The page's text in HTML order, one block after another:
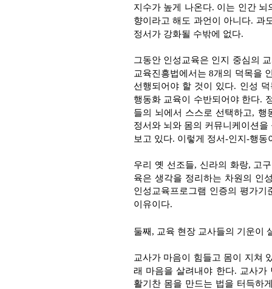
지수가 높게 나온다. 이는 인간
향이라고 해도 과언이 아니다. 과
정서가 강화될 수밖에 없다.
그동안 인성교육은 인지 중심의
교육진흥법에서는 8개의 덕목을
선행되어야 할 것이 있다. 인성
행동화 교육이 수반되어야 한다.
들의 뇌에서 스스로 선택하고, 행
정서와 뇌와 몸의 커뮤니케이션
보고 있다. 이렇게 정서-인지-행
우리 옛 선조들, 신라의 화랑, 고
육은 생각을 정리하는 차원의 인
인성교육프로그램 인증의 평가
이유이다.
둘째, 교육 현장 교사들의 기운이
교사가 마음이 힘들고 몸이 지쳐
래 마음을 살려내야 한다. 교사가
활기찬 몸을 만드는 법을 터득하